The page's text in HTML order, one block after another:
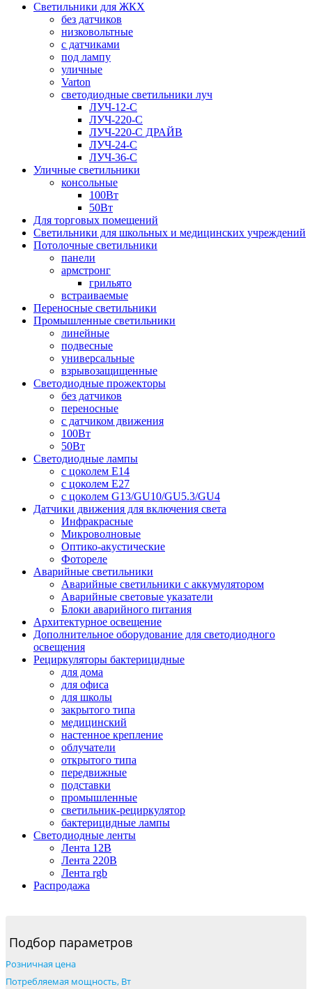
Светильники для ЖКХ
без датчиков
низковольтные
с датчиками
под лампу
уличные
Varton
светодиодные светильники луч
ЛУЧ-12-С
ЛУЧ-220-С
ЛУЧ-220-С ДРАЙВ
ЛУЧ-24-С
ЛУЧ-36-С
Уличные светильники
консольные
100Вт
50Вт
Для торговых помещений
Светильники для школьных и медицинских учреждений
Потолочные светильники
панели
армстронг
грильято
встраиваемые
Переносные светильники
Промышленные светильники
линейные
подвесные
универсальные
взрывозащищенные
Светодиодные прожекторы
без датчиков
переносные
с датчиком движения
100Вт
50Вт
Светодиодные лампы
с цоколем E14
с цоколем E27
с цоколем G13/GU10/GU5.3/GU4
Датчики движения для включения света
Инфракрасные
Микроволновые
Оптико-акустические
Фотореле
Аварийные светильники
Аварийные светильники с аккумулятором
Аварийные световые указатели
Блоки аварийного питания
Архитектурное освещение
Дополнительное оборудование для светодиодного
освещения
Рециркуляторы бактерицидные
для дома
для офиса
для школы
закрытого типа
медицинский
настенное крепление
облучатели
открытого типа
передвижные
подставки
промышленные
светильник-рециркулятор
бактерицидные лампы
Светодиодные ленты
Лента 12В
Лента 220В
Лента rgb
Распродажа
Подбор параметров
Розничная цена
Потребляемая мощность, Вт